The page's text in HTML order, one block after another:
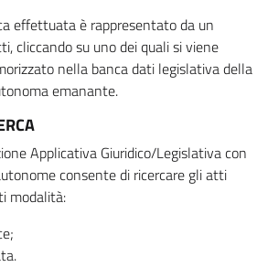
effettuata è rappresentato da un
cliccando su uno dei quali si viene
nella banca dati legislativa della
emanante.
Applicativa Giuridico/Legislativa con
consente di ricercare gli atti
modalità: